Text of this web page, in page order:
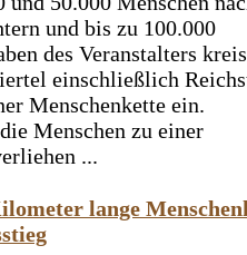
und bis zu 100.000
des Veranstalters
einschließlich
Menschenkette ein.
Menschen zu einer
...
lange